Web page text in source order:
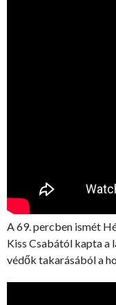
A 69. percben ismét
Kiss Csabától kapta a
védők takarásából a